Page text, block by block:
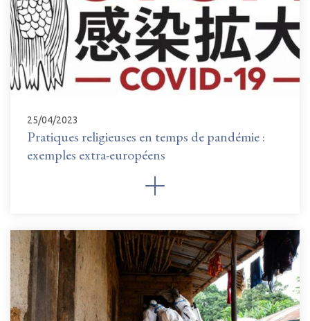
25/04/2023
Pratiques religieuses en temps de pandémie :
exemples extra-européens